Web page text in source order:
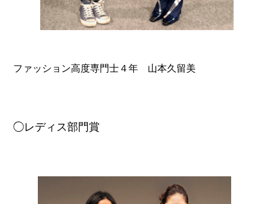
ファッション高度専門士４年 山本久留美
◯レディス部門賞